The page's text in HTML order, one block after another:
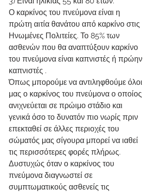
Ο καρκίνος του πνεύμονα είναι η
πρώτη αιτία θανάτου από καρκίνο στις
Ηνωμένες Πολιτείες. Το 85% των
ασθενών που θα αναπτύξουν καρκίνο
του πνεύμονα είναι καπνιστές ή πρώην
καπνιστές .
Όπως μπορούμε να αντιληφθούμε όλοι
μας ο καρκίνος του πνεύμονα ο οποίος
ανιχνεύεται σε πρώιμο στάδιο και
γενικά όσο το δυνατόν πιο νωρίς πριν
επεκταθεί σε άλλες περιοχές του
σώματός μας σίγουρα μπορεί να ιαθεί
τις περισσότερες φορές πλήρως.
Δυστυχώς όταν ο καρκίνος του
πνεύμονα διαγνωστεί σε
συμπτωματικούς ασθενείς τις